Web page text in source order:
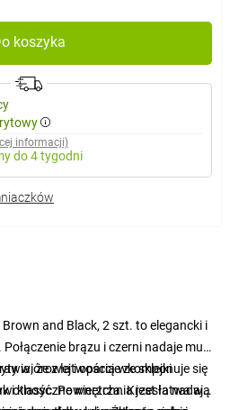
koszyka
informacji)
do 4 tygodni
and Black, 2 szt. to elegancki i
brązu i czerni nadaje mu
że z łatwością wkomponuje się
i klasyczne wnętrza. Krzesła nadają
wiórowej i oparcie ze sklejki
Powierzchnia jest łatwa w